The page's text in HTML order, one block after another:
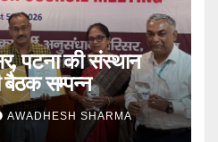
पटना की संस्थान
सम्पन्न
AWADHESH SHARMA